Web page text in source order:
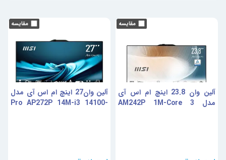
آلین وان 23.8 اینچ ام اس آی
مدل AM242P 1M-Core 3
آلین وان27 اینچ ام اس آی مدل
Pro AP272P 14M-i3 14100-